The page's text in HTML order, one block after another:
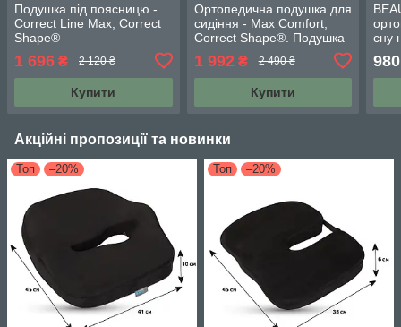
Подушка під поясницю -
Сorrect Line Max, Correct
Shape®
1 696 ₴ 2 120 ₴
Купити
Ортопедична подушка для
сидіння - Max Comfort,
Correct Shape®. Подушка
від геморою, простатиту,
подагри чорний
1 992₴ 2 490 ₴
Купити
сну
980
Акційні пропозиції та новинки
Топ –20% Топ –20%